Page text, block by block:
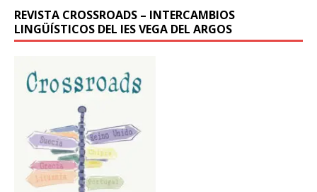
REVISTA CROSSROADS – INTERCAMBIOS
LINGÜÍSTICOS DEL IES VEGA DEL ARGOS